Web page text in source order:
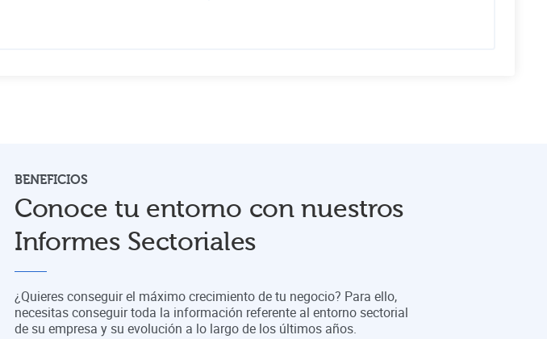
BENEFICIOS
Conoce tu entorno con nuestros
Informes Sectoriales
¿Quieres conseguir el máximo crecimiento de tu negocio? Para ello,
necesitas conseguir toda la información referente al entorno sectorial
de su empresa y su evolución a lo largo de los últimos años.